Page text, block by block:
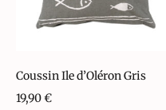
Coussin Ile d’Oléron Gris
19,90€